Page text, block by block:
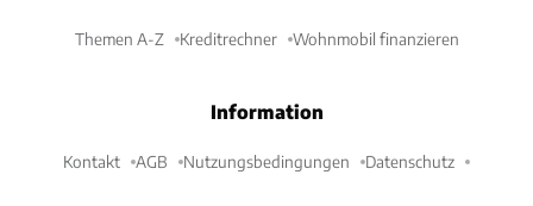
Themen A-Z Kreditrechner Wohnmobil finanzieren
Information
Kontakt AGB Nutzungsbedingungen Datenschutz